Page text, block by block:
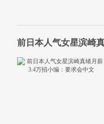
前日本人气女星滨崎